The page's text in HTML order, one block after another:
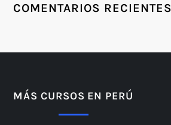
COMENTARIOS RECIENTES
MÁS CURSOS EN PERÚ